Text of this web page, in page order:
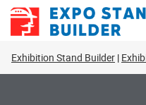
Skip
Exhibition Stand Builder